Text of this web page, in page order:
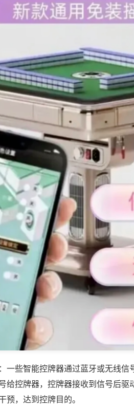
一些智能控牌器通过蓝牙或无线
给控牌器，控牌器接收到信号后
预，达到控牌目的。